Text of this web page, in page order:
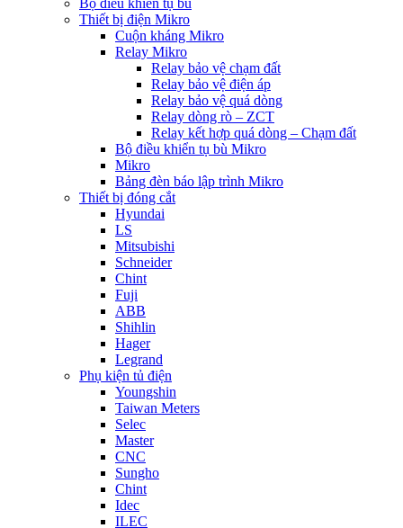
Bộ điều khiển tụ bù
Thiết bị điện Mikro
Cuộn kháng Mikro
Relay Mikro
Relay bảo vệ chạm đất
Relay bảo vệ điện áp
Relay bảo vệ quá dòng
Relay dòng rò – ZCT
Relay kết hợp quá dòng – Chạm đất
Bộ điều khiển tụ bù Mikro
Mikro
Bảng đèn báo lập trình Mikro
Thiết bị đóng cắt
Hyundai
LS
Mitsubishi
Schneider
Chint
Fuji
ABB
Shihlin
Hager
Legrand
Phụ kiện tủ điện
Youngshin
Taiwan Meters
Selec
Master
CNC
Sungho
Chint
Idec
ILEC